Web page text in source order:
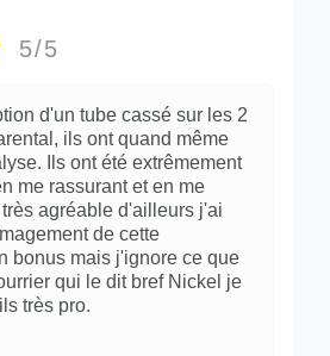
5/5
d'un tube cassé sur les 2
ils ont quand même
Ils ont été extrêmement
me rassurant et en me
agréable d'ailleurs j'ai
de cette
bonus mais j'ignore ce que
qui le dit bref Nickel je
très pro.